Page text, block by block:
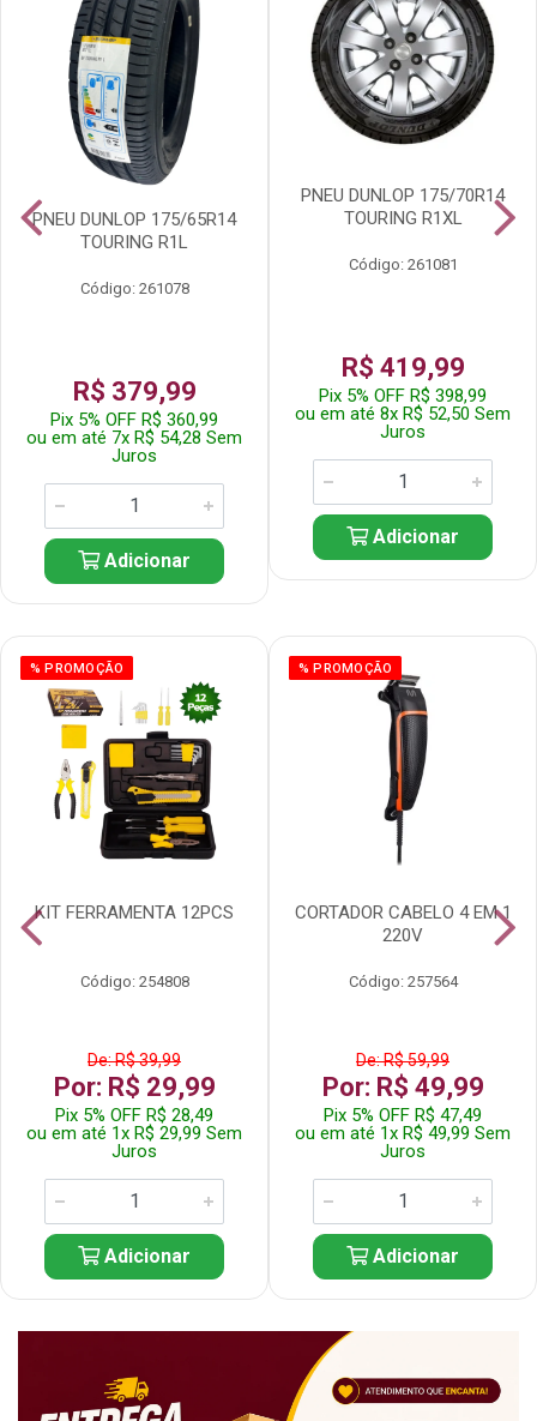
PNEU DUNLOP 175/65R14
TOURING R1L
Código: 261078
R$ 379,99
Pix 5% OFF R$ 360,99
ou em até 7x R$ 54,28 Sem
Juros
Adicionar
PNEU DUNLOP 175/70R14
TOURING R1XL
Código: 261081
R$ 419,99
Pix 5% OFF R$ 398,99
ou em até 8x R$ 52,50 Sem
Juros
Adicionar
% PROMOÇÃO
KIT FERRAMENTA 12PCS
Código: 254808
De: R$ 39,99
Por: R$ 29,99
Pix 5% OFF R$ 28,49
ou em até 1x R$ 29,99 Sem
Juros
Adicionar
% PROMOÇÃO
CORTADOR CABELO 4 EM 1
220V
Código: 257564
De: R$ 59,99
Por: R$ 49,99
Pix 5% OFF R$ 47,49
ou em até 1x R$ 49,99 Sem
Juros
Adicionar